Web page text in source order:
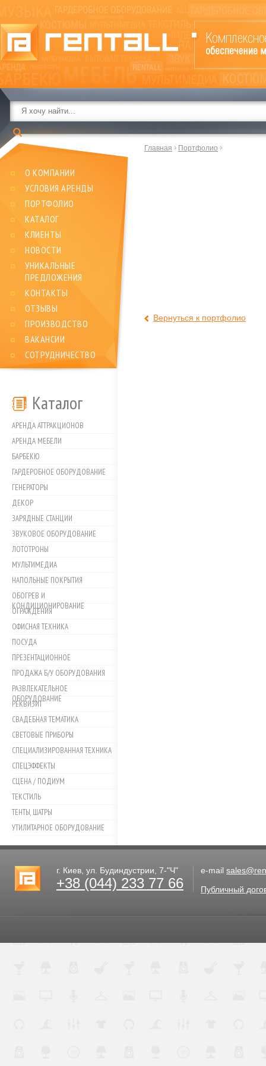
О КОМПАНИИ
УСЛОВИЯ АРЕНДЫ
ПОРТФОЛИО
КАТАЛОГ
КЛИЕНТЫ
НОВОСТИ
УНИКАЛЬНЫЕ
ПРЕДЛОЖЕНИЯ
КОНТАКТЫ
ОТЗЫВЫ
ПРОИЗВОДСТВО
ВАКАНСИИ
СОТРУДНИЧЕСТВО
Каталог
АРЕНДА АТТРАКЦИОНОВ
АРЕНДА МЕБЕЛИ
БАРБЕКЮ
ГАРДЕРОБНОЕ ОБОРУДОВАНИЕ
ГЕНЕРАТОРЫ
ДЕКОР
ЗАРЯДНЫЕ СТАНЦИИ
ЗВУКОВОЕ ОБОРУДОВАНИЕ
ЛОТОТРОНЫ
МУЛЬТИМЕДИА
НАПОЛЬНЫЕ ПОКРЫТИЯ
ОБОГРЕВ И
КОНДИЦИОНИРОВАНИЕ
ОГРАЖДЕНИЯ
ОФИСНАЯ ТЕХНИКА
ПОСУДА
ПРЕЗЕНТАЦИОННОЕ
ПРОДАЖА Б/У ОБОРУДОВАНИЯ
РАЗВЛЕКАТЕЛЬНОЕ
ОБОРУДОВАНИЕ
РЕКВИЗИТ
СВАДЕБНАЯ ТЕМАТИКА
СВЕТОВЫЕ ПРИБОРЫ
СПЕЦИАЛИЗИРОВАННАЯ ТЕХНИКА
СПЕЦЭФФЕКТЫ
СЦЕНА / ПОДИУМ
ТЕКСТИЛЬ
ТЕНТЫ, ШАТРЫ
УТИЛИТАРНОЕ ОБОРУДОВАНИЕ
Главная Портфолио
Вернуться к портфолио
г. Киев, ул. Будиндустрии, 7-"Ч"
+38 (044) 233 77 66
e-mail
Публичный